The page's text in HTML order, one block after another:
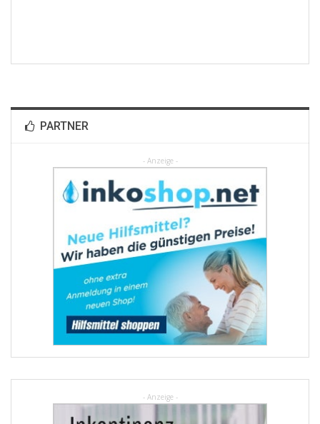
PARTNER
- Anzeige -
- Anzeige -